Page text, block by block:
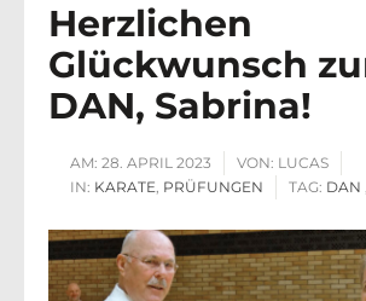
Herzlichen
Glückwunsch
DAN, Sabrina!
AM: 28. APRIL 2023 VON: LUCAS
IN: KARATE, PRÜFUNGEN TAG: DAN ,